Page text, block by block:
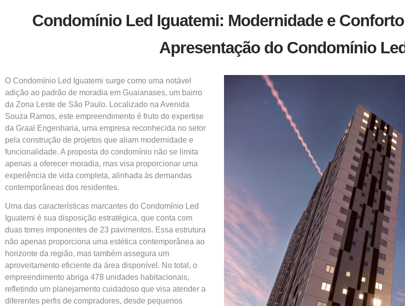
Condomínio Led Iguatemi: Modernidade e
Apresentação do Condomínio
O Condomínio Led Iguatemi surge como uma notável
adição ao padrão de moradia em Guaianases, um bairro
da Zona Leste de São Paulo. Localizado na Avenida
Souza Ramos, este empreendimento é fruto do expertise
da Graal Engenharia, uma empresa reconhecida no setor
pela construção de projetos que aliam modernidade e
funcionalidade. A proposta do condomínio não se limita
apenas a oferecer moradia, mas visa proporcionar uma
experiência de vida completa, alinhada às demandas
contemporâneas dos residentes.
Uma das características marcantes do Condomínio Led
Iguatemi é sua disposição estratégica, que conta com
duas torres imponentes de 23 pavimentos. Essa estrutura
não apenas proporciona uma estética contemporânea ao
horizonte da região, mas também assegura um
aproveitamento eficiente da área disponível. No total, o
empreendimento abriga 478 unidades habitacionais,
refletindo um planejamento cuidadoso que visa atender a
diferentes perfis de compradores, desde pequenos